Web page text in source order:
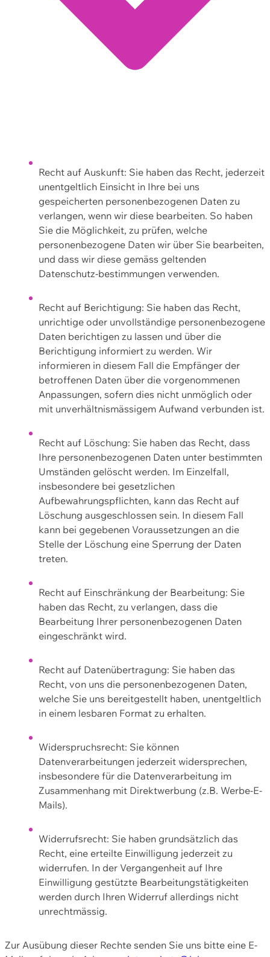
Recht auf Auskunft: Sie haben das Recht, jederzeit
unentgeltlich Einsicht in Ihre bei uns
gespeicherten personenbezogenen Daten zu
verlangen, wenn wir diese bearbeiten. So haben
Sie die Möglichkeit, zu prüfen, welche
personenbezogene Daten wir über Sie bearbeiten,
und dass wir diese gemäss geltenden
Datenschutz-bestimmungen verwenden.
Recht auf Berichtigung: Sie haben das Recht,
unrichtige oder unvollständige personenbezogene
Daten berichtigen zu lassen und über die
Berichtigung informiert zu werden. Wir
informieren in diesem Fall die Empfänger der
betroffenen Daten über die vorgenommenen
Anpassungen, sofern dies nicht unmöglich oder
mit unverhältnismässigem Aufwand verbunden ist.
Recht auf Löschung: Sie haben das Recht, dass
Ihre personenbezogenen Daten unter bestimmten
Umständen gelöscht werden. Im Einzelfall,
insbesondere bei gesetzlichen
Aufbewahrungspflichten, kann das Recht auf
Löschung ausgeschlossen sein. In diesem Fall
kann bei gegebenen Voraussetzungen an die
Stelle der Löschung eine Sperrung der Daten
treten.
Recht auf Einschränkung der Bearbeitung: Sie
haben das Recht, zu verlangen, dass die
Bearbeitung Ihrer personenbezogenen Daten
eingeschränkt wird.
Recht auf Datenübertragung: Sie haben das
Recht, von uns die personenbezogenen Daten,
welche Sie uns bereitgestellt haben, unentgeltlich
in einem lesbaren Format zu erhalten.
Widerspruchsrecht: Sie können
Datenverarbeitungen jederzeit widersprechen,
insbesondere für die Datenverarbeitung im
Zusammenhang mit Direktwerbung (z.B. Werbe-E-
Mails).
Widerrufsrecht: Sie haben grundsätzlich das
Recht, eine erteilte Einwilligung jederzeit zu
widerrufen. In der Vergangenheit auf Ihre
Einwilligung gestützte Bearbeitungstätigkeiten
werden durch Ihren Widerruf allerdings nicht
unrechtmässig.
Zur Ausübung dieser Rechte senden Sie uns bitte eine E-